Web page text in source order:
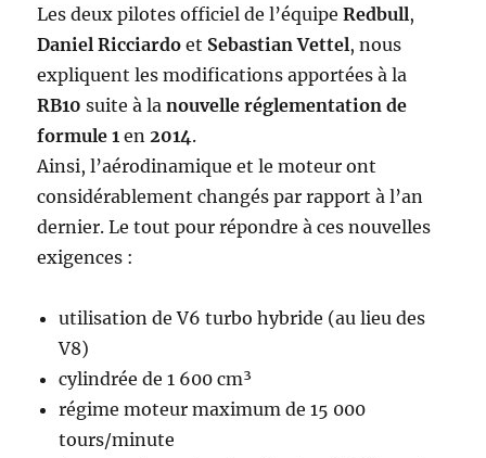
Les deux pilotes officiel de l’équipeRedbull,
Daniel Ricciardo et Sebastian Vettel, nous
expliquent les modifications apportées à la
RB10 suite à lanouvelle réglementation de
formule 1 en2014.
Ainsi, l’aérodinamique et le moteur ont
considérablement changés par rapport à l’an
dernier. Le tout pour répondre à ces nouvelles
exigences :
utilisation de V6 turbo hybride (au lieu des
V8)
cylindrée de 1 600 cm³
régime moteur maximum de 15 000
tours/minute